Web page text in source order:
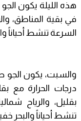
هذه الليلة يكون الجو
في بقية المناطق،
السرعة تنشط أحياناً
والسبت، يكون الجو
درجات الحرارة مع
بقليل، والرياح
تنشط أحياناً والبحر